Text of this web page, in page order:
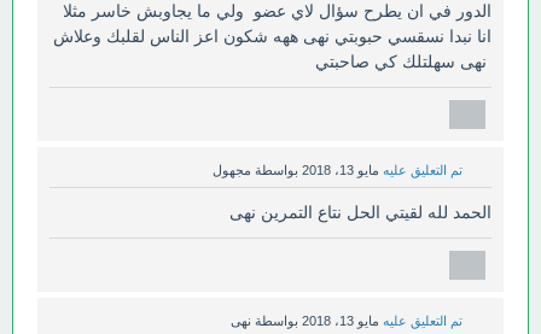
الدور في ان يطرح سؤال لاي عضو ولي ما يجاوبش خاسر مثلا
انا نبدا نسقسي حبوبتي نهى ههه شكون اعز الناس لقلبك وعلاش
نهى سهلتلك كي صاحبتي
تم التعليق عليه مايو 13، 2018 بواسطة مجهول
الحمد لله لقيتي الحل نتاع التمرين نهى
تم التعليق عليه مايو 13، 2018 بواسطة نهى